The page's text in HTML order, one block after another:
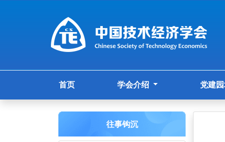
首页 学会介绍 党建
往事钩沉